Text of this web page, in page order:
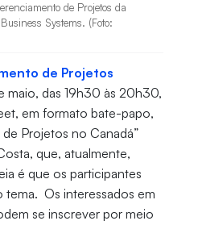
de Projetos da
Systems. (Foto:
de Projetos
maio, das 19h30 às 20h30,
em formato bate-papo,
Projetos no Canadá”
que, atualmente,
é que os participantes
tema. Os interessados em
se inscrever por meio